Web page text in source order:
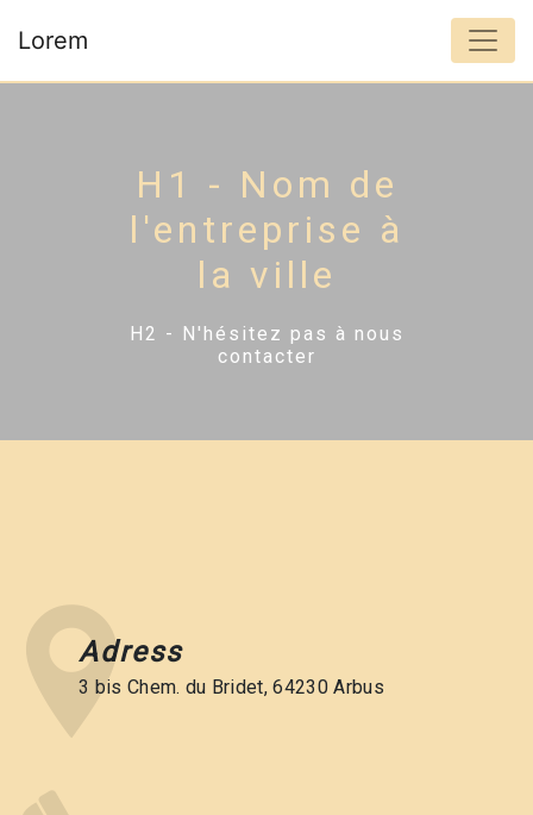
Lorem
H1 - Nom de
l'entreprise à
la ville
H2 - N'hésitez pas à nous
contacter
Adress
3 bis Chem. du Bridet, 64230 Arbus